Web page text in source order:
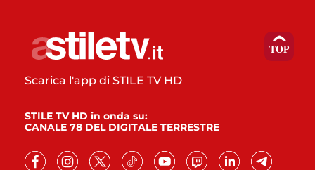
Scarica l'app di STILE TV HD
STILE TV HD in onda su:
CANALE 78 DEL DIGITALE TERRESTRE